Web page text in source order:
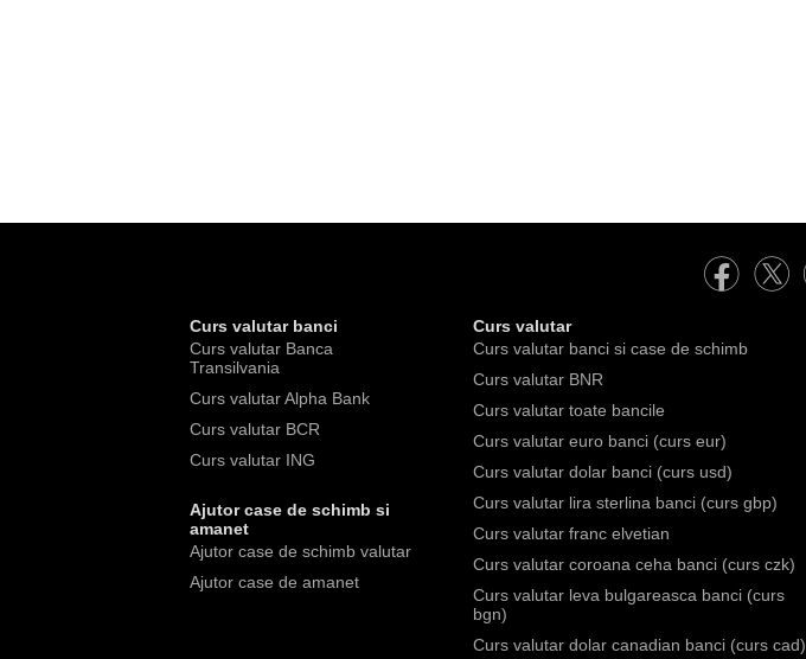
Curs valutar banci
Curs valutar Banca
Transilvania
Curs valutar Alpha Bank
Curs valutar BCR
Curs valutar ING
Ajutor case de schimb si
amanet
Ajutor case de schimb valutar
Ajutor case de amanet
Curs valutar
Curs valutar banci si case de schimb
Curs valutar BNR
Curs valutar toate bancile
Curs valutar euro banci (curs eur)
Curs valutar dolar banci (curs usd)
Curs valutar lira sterlina banci (curs gbp)
Curs valutar franc elvetian
Curs valutar coroana ceha banci (curs czk)
Curs valutar leva bulgareasca banci (curs
bgn)
Curs valutar dolar canadian banci (curs cad)